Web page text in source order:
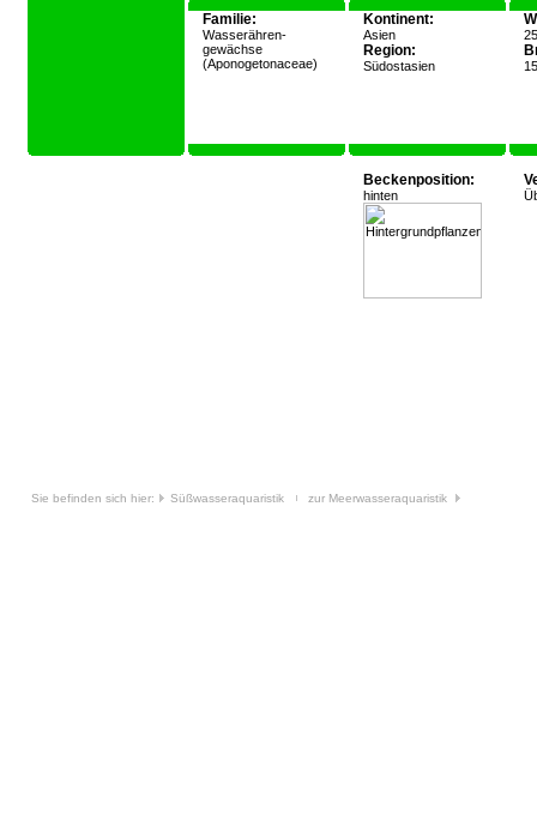
Familie:
Wasserähren-
gewächse
(Aponogetonaceae)
Kontinent:
Asien
Region:
Südostasien
Beckenposition:
hinten
Sie befinden sich hier: Süßwasseraquaristik zur Meerwasseraquaristik